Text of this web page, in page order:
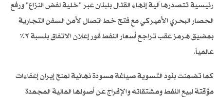
رئيسية تتصدرها آلية إنهاء القتال بلبنان عبر "خلية لفض النزاع" ورفع
الحصار البحري الأميركي مع فتح خط اتصال لأمن السفن التجارية
بمضيق هرمز عقب تراجع أسعار النفط فور إعلان الاتفاق بنسبة ٢٪
عالمياً.
كما تضمنت بنود التسوية صياغة مسودة نهائية لمنح إيران إعفاءات
مؤقتة لبيع النفط ومشتقاته والإفراج عن أصولها المالية المجمدة